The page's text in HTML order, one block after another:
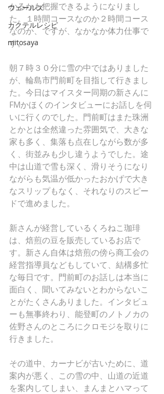
ウェールズ
カクテルレシピ
mitosaya
かるかも把握できるようになりまし
た。１時間コースなのか２時間コース
なのか、ですが、なかなか体力仕事で
す。
朝７時３０分に雪の中ではありました
が、輪島市門前町を目指して行きまし
た。今日はマイスター同期の新さんに
FMかほくのインタビューにお話しを伺
いに行くのでした。門前町はまた珠洲
とかとは全然違った雰囲気で、大きな
家も多く、集落も点在しながら数が多
く、街並みも少し違うようでした。途
中は山道で雪も深く、滑りそうになり
ながらも気温が低かったおかげで大き
なスリップもなく、それなりのスピー
ドで進めました。
新さんが経営しているくろねこ珈琲
は、焙煎の豆を販売しているお店で
す。新さん自体は焙煎の傍ら商工会の
経営指導員などもしていて、結構多忙
な毎日です。門前町のお話しは本当に
面白く、聞いてみないとわからないこ
とがたくさんありました。インタビュ
ーも無事終わり、能登町のノトノカの
佐野さんのところにクロモジを取りに
行きました。
その道中、カーナビが古いために、道
案内が悪く、この雪の中、山道の近道
を案内してしまい、まんまとハマって